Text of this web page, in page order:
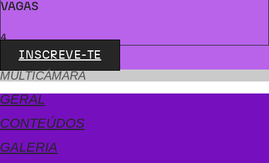
VAGAS
4
INSCREVE-TE
MULTICÂMARA
GERAL
CONTEÚDOS
GALERIA